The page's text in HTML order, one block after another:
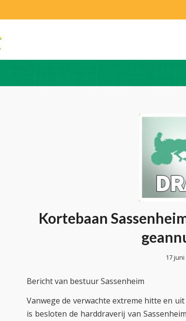
Kortebaan
17 juni
Bericht van bestuur Sassenheim
Vanwege de verwachte extreme hitte en
is besloten de harddraverij van